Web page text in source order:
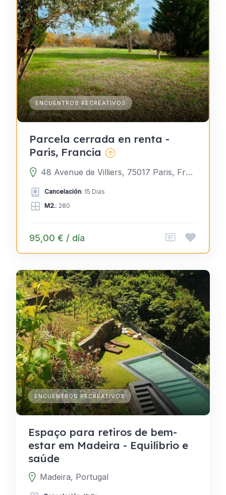
ENCUENTROS RECREATIVOS
Parcela cerrada en renta -
Paris, Francia
48 Avenue de Villiers, 75017 Paris, Francia
Cancelación: 15 Dias
M2.: 280
95,00 € / día
ENCUENTROS RECREATIVOS
Espaço para retiros de bem-
estar em Madeira - Equilíbrio e
saúde
Madeira, Portugal